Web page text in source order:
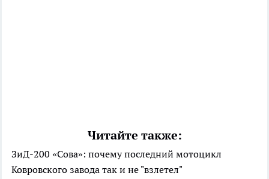
Читайте также:
ЗиД-200 «Сова»: почему последний мотоцикл
Ковровского завода так и не "взлетел"